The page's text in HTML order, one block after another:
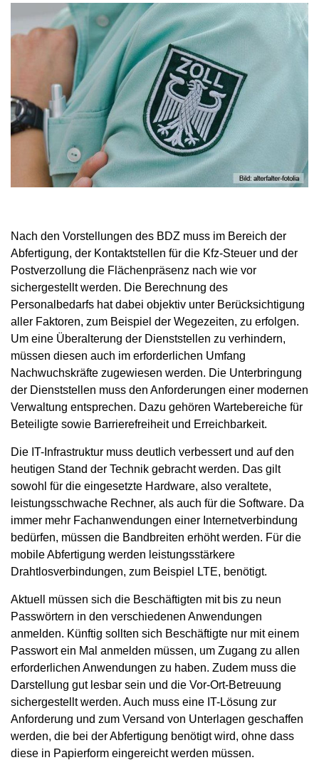
Nach den Vorstellungen des BDZ muss im Bereich der
Abfertigung, der Kontaktstellen für die Kfz-Steuer und der
Postverzollung die Flächenpräsenz nach wie vor
sichergestellt werden. Die Berechnung des
Personalbedarfs hat dabei objektiv unter Berücksichtigung
aller Faktoren, zum Beispiel der Wegezeiten, zu erfolgen.
Um eine Überalterung der Dienststellen zu verhindern,
müssen diesen auch im erforderlichen Umfang
Nachwuchskräfte zugewiesen werden. Die Unterbringung
der Dienststellen muss den Anforderungen einer modernen
Verwaltung entsprechen. Dazu gehören Wartebereiche für
Beteiligte sowie Barrierefreiheit und Erreichbarkeit.
Die IT-Infrastruktur muss deutlich verbessert und auf den
heutigen Stand der Technik gebracht werden. Das gilt
sowohl für die eingesetzte Hardware, also veraltete,
leistungsschwache Rechner, als auch für die Software. Da
immer mehr Fachanwendungen einer Internetverbindung
bedürfen, müssen die Bandbreiten erhöht werden. Für die
mobile Abfertigung werden leistungsstärkere
Drahtlosverbindungen, zum Beispiel LTE, benötigt.
Aktuell müssen sich die Beschäftigten mit bis zu neun
Passwörtern in den verschiedenen Anwendungen
anmelden. Künftig sollten sich Beschäftigte nur mit einem
Passwort ein Mal anmelden müssen, um Zugang zu allen
erforderlichen Anwendungen zu haben. Zudem muss die
Darstellung gut lesbar sein und die Vor-Ort-Betreuung
sichergestellt werden. Auch muss eine IT-Lösung zur
Anforderung und zum Versand von Unterlagen geschaffen
werden, die bei der Abfertigung benötigt wird, ohne dass
diese in Papierform eingereicht werden müssen.